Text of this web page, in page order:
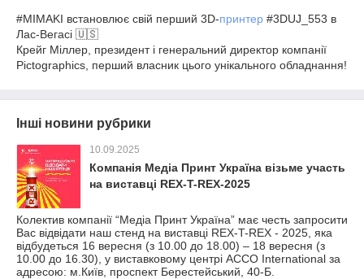
#MIMAKI встановлює свій перший 3D-принтер #3DUJ_553 в
Лас-Вегасі 🇺🇸
Крейг Міллер, президент і генеральний директор компанії
Pictographics, перший власник цього унікального обладнання!
Інші новини рубрики
10.09.2025
Компанія Медіа Принт Україна візьме участь
на виставці REX-T-REX-2025
Колектив компанії “Медіа Принт Україна” має честь запросити
Вас відвідати наш стенд на виставці REX-T-REX - 2025, яка
відбудеться 16 вересня (з 10.00 до 18.00) – 18 вересня (з
10.00 до 16.30), у виставковому центрі ACCO International за
адресою: м.Київ, проспект Берестейський, 40-Б.